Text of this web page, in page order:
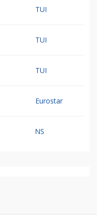
TUI
TUI
TUI
Eurostar
NS